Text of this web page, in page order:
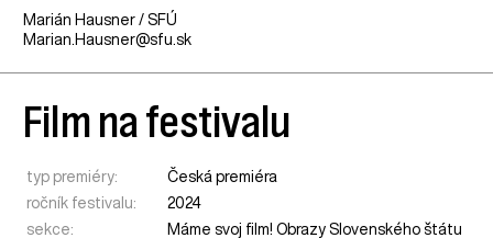
Marián Hausner / SFÚ
Marian.Hausner@sfu.sk
Film na festivalu
typ premiéry:
Česká premiéra
ročník festivalu:
2024
sekce:
Máme svoj film! Obrazy Slovenského štátu